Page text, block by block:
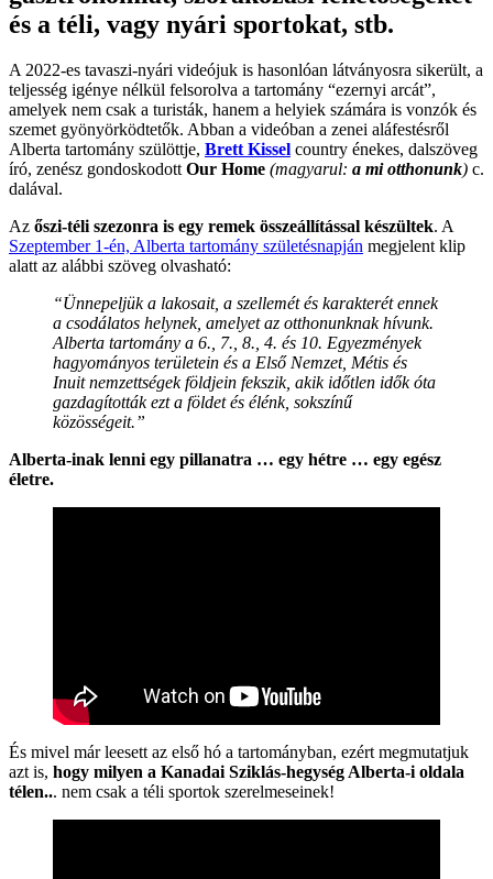
és a téli, vagy nyári sportokat, stb.
A 2022-es tavaszi-nyári videójuk is hasonlóan látványosra sikerült, a
teljesség igénye nélkül felsorolva a tartomány “ezernyi arcát”,
amelyek nem csak a turisták, hanem a helyiek számára is vonzók és
szemet gyönyörködtetők. Abban a videóban a zenei aláfestésről
Alberta tartomány szülöttje, Brett Kissel country énekes, dalszöveg
író, zenész gondoskodottOur Home (magyarul: a mi otthonunk) c.
dalával.
Az őszi-téli szezonra is egy remek összeállítással készültek. A
Szeptember 1-én, Alberta tartomány születésnapján megjelent klip
alatt az alábbi szöveg olvasható:
“Ünnepeljük a lakosait, a szellemét és karakterét ennek
a csodálatos helynek, amelyet az otthonunknak hívunk.
Alberta tartomány a 6., 7., 8., 4. és 10. Egyezmények
hagyományos területein és a Első Nemzet, Métis és
Inuit nemzettségek földjein fekszik, akik időtlen idők óta
gazdagították ezt a földet és élénk, sokszínű
közösségeit.”
Alberta-inak lenni egy pillanatra … egy hétre … egy egész
életre.
És mivel már leesett az első hó a tartományban, ezért megmutatjuk
azt is, hogy milyen a Kanadai Sziklás-hegység Alberta-i oldala
télen... nem csak a téli sportok szerelmeseinek!